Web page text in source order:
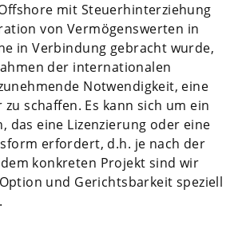
mit Steuerhinterziehung
von Vermögenswerten in
in Verbindung gebracht wurde,
der internationalen
Notwendigkeit, eine
schaffen. Es kann sich um ein
das eine Lizenzierung oder eine
erfordert, d.h. je nach der
konkreten Projekt sind wir
und Gerichtsbarkeit speziell